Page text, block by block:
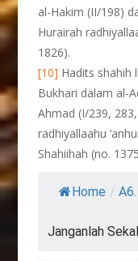
al-Hakim (II/198)
Hurairah
1826).
[10] Hadits shahih
Bukhari dalam al-
Ahmad (I/239,
radhiyallaahu
Shahiihah (no.
Home /
Janganlah